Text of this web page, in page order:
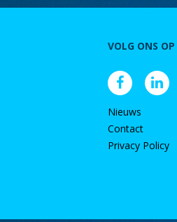
VOLG ONS OP
Nieuws
Contact
Privacy Policy